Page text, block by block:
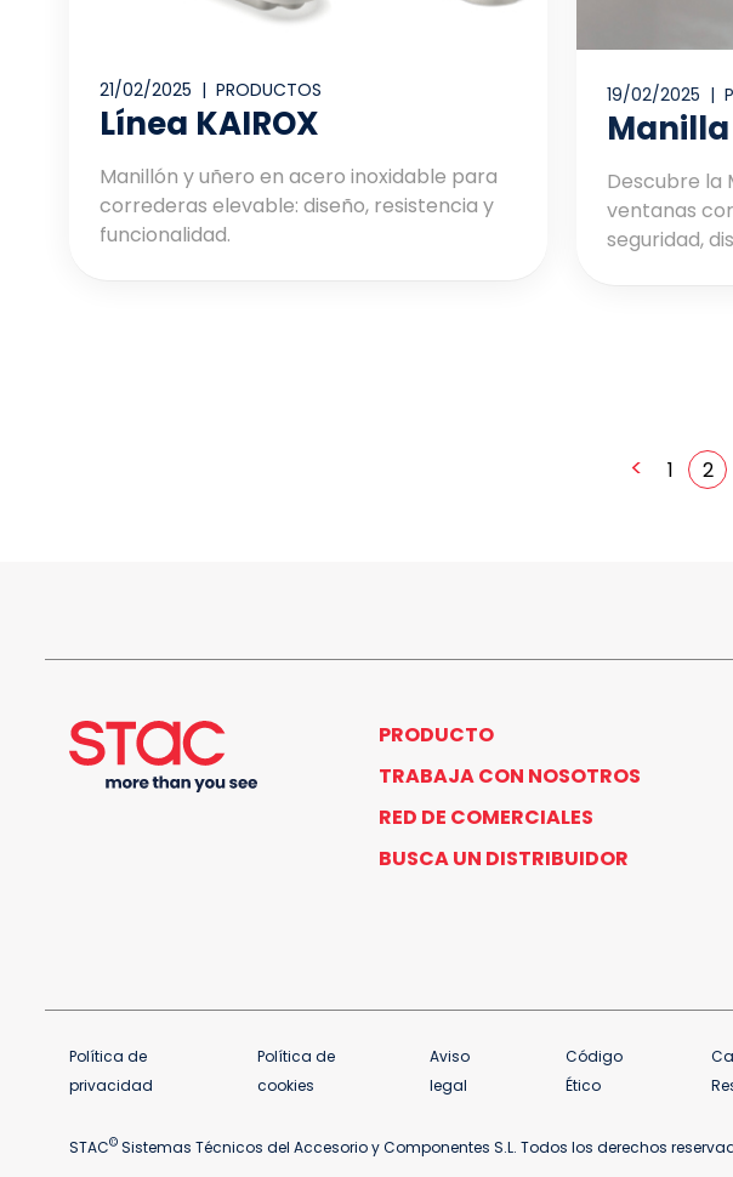
21/02/2025 | PRODUCTOS
Línea KAIROX
Manillón y uñero en acero inoxidable para
correderas elevable: diseño, resistencia y
funcionalidad.
19/02/2025 |
Manilla
Descubre la
ventanas
seguridad,
< 1 2
PRODUCTO
TRABAJA CON NOSOTROS
RED DE COMERCIALES
BUSCA UN DISTRIBUIDOR
Política de
privacidad
Política de
cookies
Aviso
legal
Código
Ético
STAC© Sistemas Técnicos del Accesorio y Componentes S.L. Todos los derechos